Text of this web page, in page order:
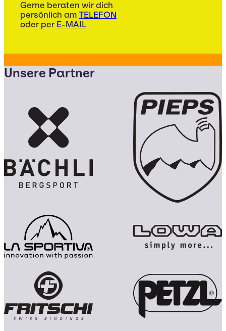
Gerne beraten wir dich
persönlich am TELEFON
oder per E-MAIL
Unsere Partner